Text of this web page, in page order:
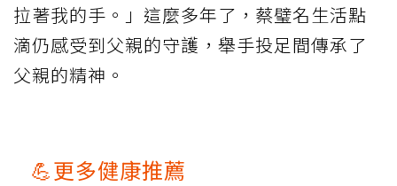
拉著我的手。」這麼多年了，蔡璧名生活點
滴仍感受到父親的守護，舉手投足間傳承了
父親的精神。
💪更多健康推薦